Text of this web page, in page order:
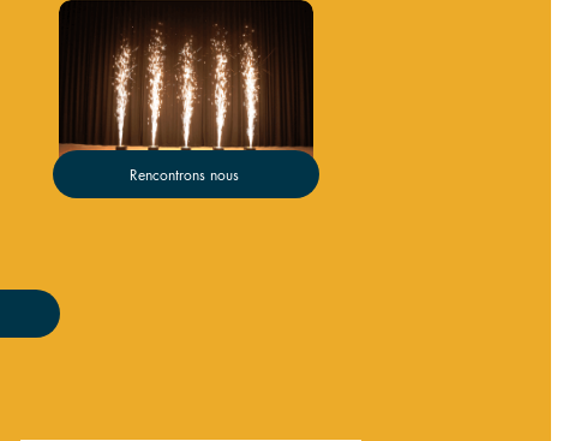
Rencontrons nous